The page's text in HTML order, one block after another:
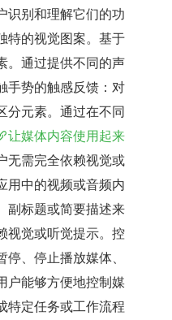
识别和理解它们的功
特的视觉图案。基于
。通过提供不同的声
手势的触感反馈：对
分元素。通过在不同
让媒体内容使用起来
无需完全依赖视觉或
用中的视频或音频内
副标题或简要描述来
视觉或听觉提示。控
、停止播放媒体、
户能够方便地控制媒
特定任务或工作流程